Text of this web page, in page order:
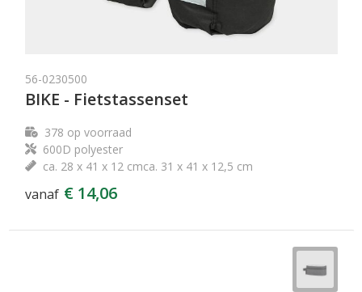
56-0230500
BIKE - Fietstassenset
378 op voorraad
600D polyester
ca. 28 x 41 x 12 cmca. 31 x 41 x 12,5 cm
vanaf € 14,06